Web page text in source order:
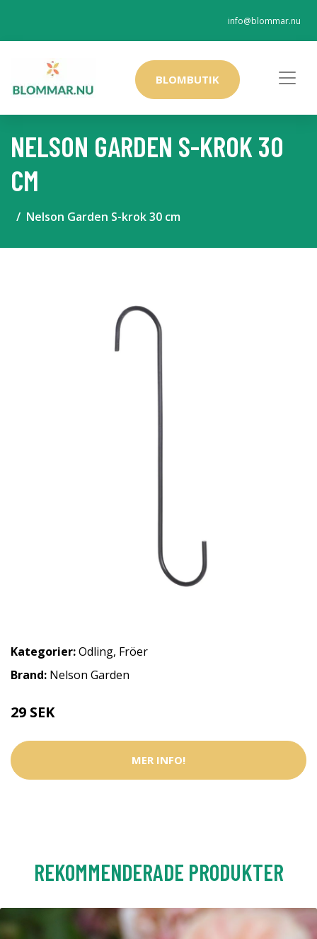
info@blommar.nu
BLOMBUTIK
NELSON GARDEN S-KROK 30
CM
Nelson Garden S-krok 30 cm
Kategorier:Odling, Fröer
Brand: Nelson Garden
29 SEK
MER INFO!
REKOMMENDERADE PRODUKTER